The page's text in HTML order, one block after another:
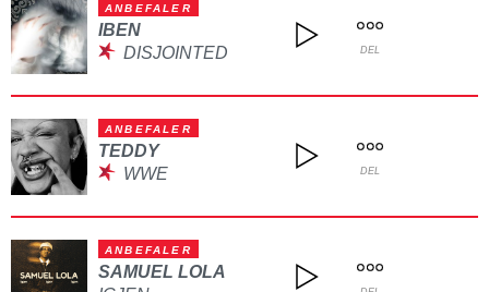
ANBEFALER
IBEN
DISJOINTED
DEL
ANBEFALER
TEDDY
WWE
DEL
ANBEFALER
SAMUEL LOLA